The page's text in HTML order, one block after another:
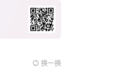
换一换